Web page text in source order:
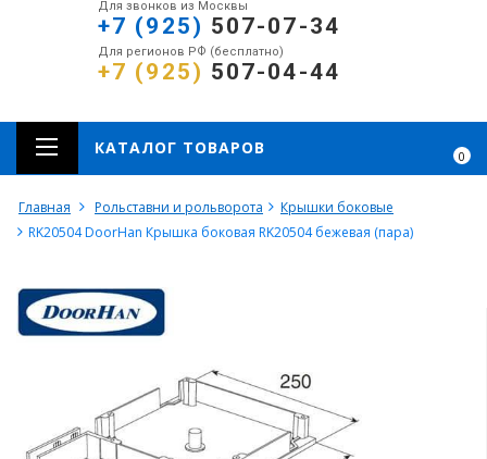
Для звонков из Москвы
+7 (925) 507-07-34
Для регионов РФ (бесплатно)
+7 (925) 507-04-44
0
КАТАЛОГ ТОВАРОВ
Главная Рольставни и рольворота
Крышки боковые
RK20504 DoorHan Крышка боковая RK20504 бежевая (пара)